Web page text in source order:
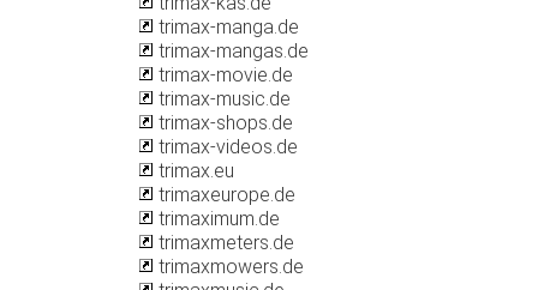
trimax-manga.de
trimax-mangas.de
trimax-movie.de
trimax-music.de
trimax-shops.de
trimax-videos.de
trimax.eu
trimaxeurope.de
trimaximum.de
trimaxmeters.de
trimaxmowers.de